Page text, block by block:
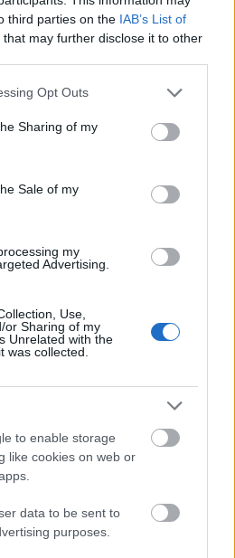
third parties on the IAB’s List of
that may further disclose it to other
app uses one or more Google
behaviour. You may click to
and its third-party tags to
purposes in below Google
Opt Outs
Sharing of my
Sale of my
my
Advertising.
Use,
or Sharing of my
Unrelated with the
was collected.
to enable storage
like cookies on web or
data to be sent to
purposes.
végre Instagramon is
azt használni a